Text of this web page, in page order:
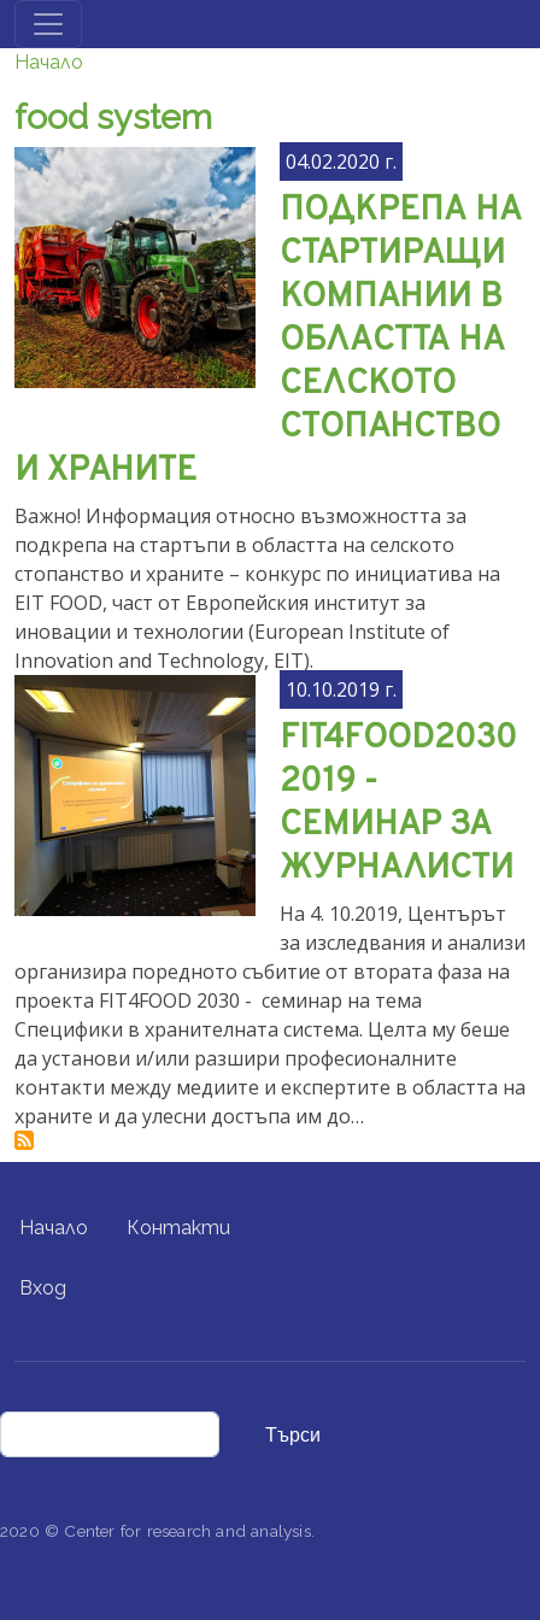
Премини към основното съдържание
Начало
food system
04.02.2020 г.
ПОДКРЕПА НА
СТАРТИРАЩИ
КОМПАНИИ В
ОБЛАСТТА НА
СЕЛСКОТО
СТОПАНСТВО
И ХРАНИТЕ
Важно! Информация относно възможността за
подкрепа на стартъпи в областта на селското
стопанство и храните – конкурс по инициатива на
EIT FOOD, част от Европейския институт за
иновации и технологии (European Institute of
Innovation and Technology, EIT).
10.10.2019 г.
FIT4FOOD2030
2019 -
СЕМИНАР ЗА
ЖУРНАЛИСТИ
На 4. 10.2019, Центърът
за изследвания и анализи
организира поредното събитие от втората фаза на
проекта FIT4FOOD 2030 - семинар на тема
Специфики в хранителната система. Целта му беше
да установи и/или разшири професионалните
контакти между медиите и експертите в областта на
храните и да улесни достъпа им до…
FOOTER MENU
Начало Контакти
USER ACCOUNT MENU
Вход
Търси
2020 © Center for research and analysis.